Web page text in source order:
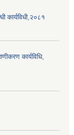
कार्यविधी,२०८१
कार्यविधि,